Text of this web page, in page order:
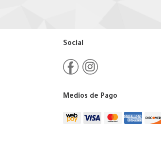
Social
Medios de Pago